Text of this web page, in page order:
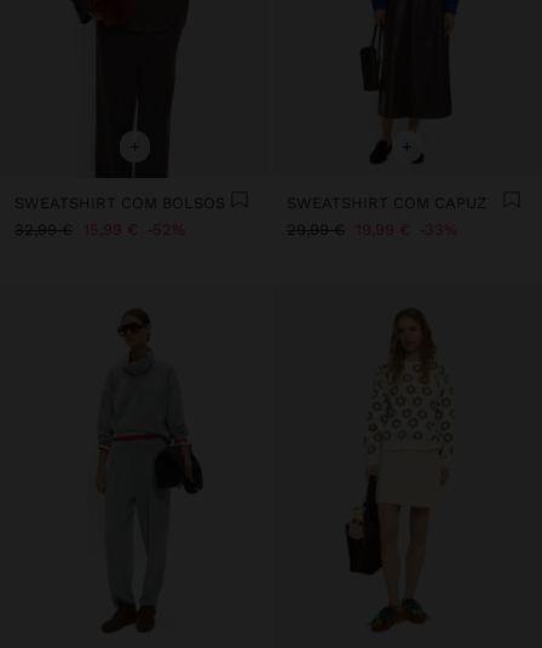
+
SWEATSHIRT COM BOLSOS
32,99 €
15,99 € 52%
+
SWEATSHIRT COM CAPUZ
29,99 €
19,99 € 33%